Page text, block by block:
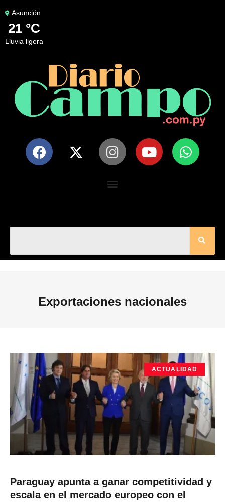
Asunción
21 °C
lluvia ligera
Exportaciones nacionales
ACTUALIDAD
Paraguay apunta a ganar competitividad y
escala en el mercado europeo con el